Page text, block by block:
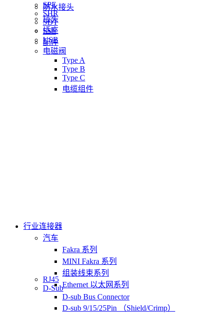
防水接头
插头
插座
配件
SPE
SHR
SDT
SSF
USB
电磁阀
Type A
Type B
Type C
电缆组件
RJ45
D-Sub
D-sub Bus Connector
D-sub 9/15/25Pin （Shield/Crimp）
行业连接器
汽车
Fakra 系列
MINI Fakra 系列
组装线束系列
Ethernet 以太网系列